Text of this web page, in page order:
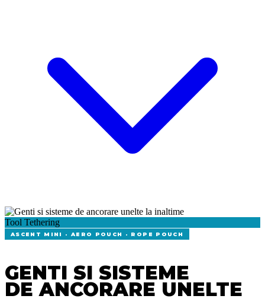
Tool Tethering
ASCENT MINI · AERO POUCH · ROPE POUCH
GENTI SI SISTEME
DE ANCORARE UNELTE